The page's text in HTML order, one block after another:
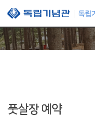
본문 바로가기
풋살장 예약